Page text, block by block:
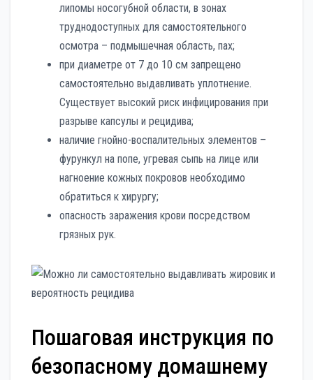
липомы носогубной области, в зонах
труднодоступных для самостоятельного
осмотра – подмышечная область, пах;
при диаметре от 7 до 10 см запрещено
самостоятельно выдавливать уплотнение.
Существует высокий риск инфицирования при
разрыве капсулы и рецидива;
наличие гнойно-воспалительных элементов –
фурункул на попе, угревая сыпь на лице или
нагноение кожных покровов необходимо
обратиться к хирургу;
опасность заражения крови посредством
грязных рук.
Пошаговая инструкция по
безопасному домашнему